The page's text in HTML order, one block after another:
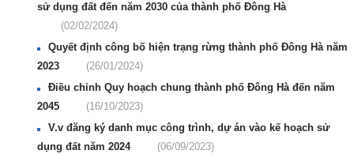
sử dụng đất đến năm 2030 của thành phố Đông Hà
(02/02/2024)
Quyết định công bố hiện trạng rừng thành phố Đông Hà năm
2023
(26/01/2024)
Điều chỉnh Quy hoạch chung thành phố Đông Hà đến năm
2045
(16/10/2023)
V.v đăng ký danh mục công trình, dự án vào kế hoạch sử
dụng đất năm 2024
(06/09/2023)